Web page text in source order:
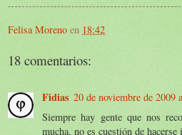
Felisa Moreno en 18:42
18 comentarios:
Fidias 20 de noviembre de 2009
Siempre hay gente que nos
mucha, no es cuestión de hacerse